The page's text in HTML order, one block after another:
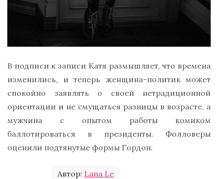
В подписи к записи Катя размышляет, что времена
изменились, и теперь женщина-политик может
спокойно заявлять о своей нетрадиционной
ориентации и не смущаться разницы в возрасте, а
мужчина с опытом работы комиком
баллотироваться в президенты. Фолловеры
оценили подтянутые формы Гордон.
Автор: Lana Le